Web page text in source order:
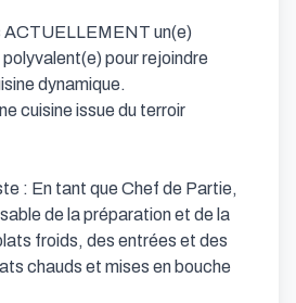
ACTUELLEMENT un(e)
pour rejoindre
dynamique.
cuisine issue du terroir
: En tant que Chef de Partie,
de la préparation et de la
froids, des entrées et des
chauds et mises en bouche